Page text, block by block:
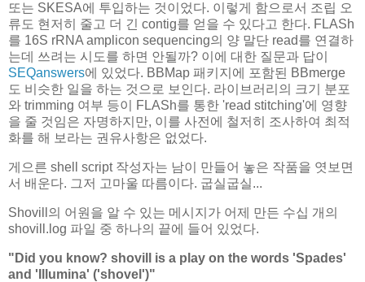
또는 SKESA에 투입하는 것이었다. 이렇게 함으로서 조립 오
류도 현저히 줄고 더 긴 contig를 얻을 수 있다고 한다. FLASh
를 16S rRNA amplicon sequencing의 양 말단 read를 연결하
는데 쓰려는 시도를 하면 안될까? 이에 대한 질문과 답이
SEQanswers에 있었다. BBMap 패키지에 포함된 BBmerge
도 비슷한 일을 하는 것으로 보인다. 라이브러리의 크기 분포
와 trimming 여부 등이 FLASh를 통한 'read stitching'에 영향
을 줄 것임은 자명하지만, 이를 사전에 철저히 조사하여 최적
화를 해 보라는 권유사항은 없었다.
게으른 shell script 작성자는 남이 만들어 놓은 작품을 엿보면
서 배운다. 그저 고마울 따름이다. 굽실굽실...
Shovill의 어원을 알 수 있는 메시지가 어제 만든 수십 개의
shovill.log 파일 중 하나의 끝에 들어 있었다.
"Did you know? shovill is a play on the words 'Spades'
and 'Illumina' ('shovel')"